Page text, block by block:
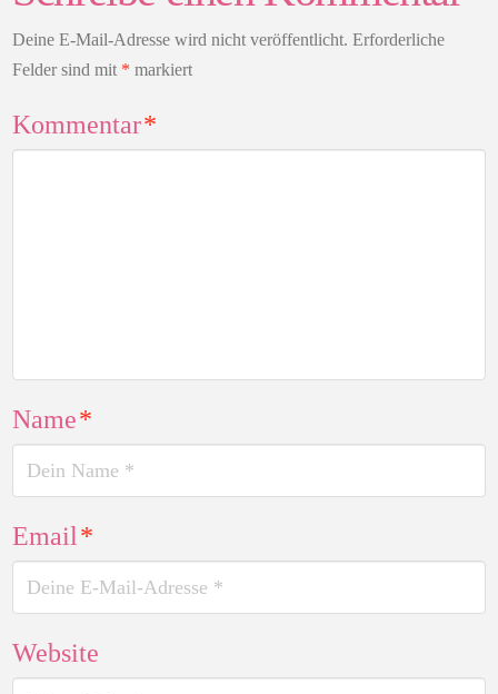
Deine E-Mail-Adresse wird nicht veröffentlicht. Erforderliche
Felder sind mit * markiert
Kommentar*
Name*
Email*
Website